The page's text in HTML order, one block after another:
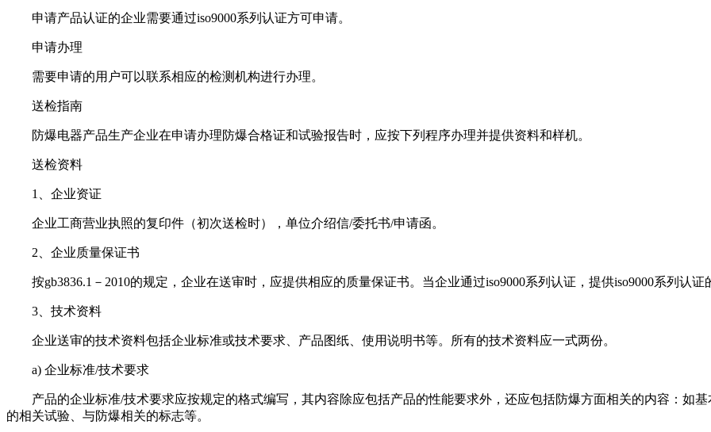
申请产品认证的企业需要通过iso9000系列认证方可申请。
申请办理
需要申请的用户可以联系相应的检测机构进行办理。
送检指南
防爆电器产品生产企业在申请办理防爆合格证和试验报告时，应按下列程序办理并提供资料和样机。
送检资料
1、企业资证
企业工商营业执照的复印件（初次送检时），单位介绍信/委托书/申请函。
2、企业质量保证书
按gb3836.1－2010的规定，企业在送审时，应提供相应的质量保证书。当企业通过iso9000系列认证，提供iso9000系列认证
3、技术资料
企业送审的技术资料包括企业标准或技术要求、产品图纸、使用说明书等。所有的技术资料应一式两份。
a) 企业标准/技术要求
产品的企业标准/技术要求应按规定的格式编写，其内容除应包括产品的性能要求外，还应包括防爆方面相关的内容：如
的相关试验、与防爆相关的标志等。